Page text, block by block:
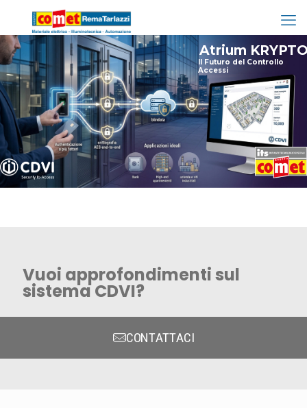
Il Futuro del Controllo
Accessi
Atrium
Vuoi approfondimenti sul
sistema CDVI?
CONTATTACI